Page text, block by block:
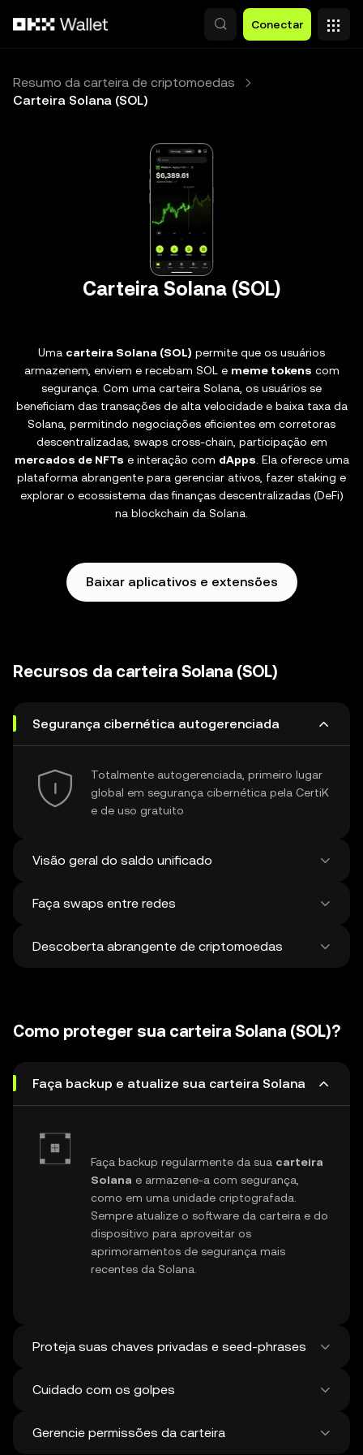
Conectar
Resumo da carteira de criptomoedas
Carteira Solana (SOL)
Carteira Solana (SOL)
Uma carteira Solana (SOL) permite que os usuários
armazenem, enviem e recebam SOL e meme tokens com
segurança. Com uma carteira Solana, os usuários se
beneficiam das transações de alta velocidade e baixa taxa da
Solana, permitindo negociações eficientes em corretoras
descentralizadas, swaps cross-chain, participação em
mercados de NFTs e interação com dApps . Ela oferece uma
plataforma abrangente para gerenciar ativos, fazer staking e
explorar o ecossistema das finanças descentralizadas (DeFi)
na blockchain da Solana.
Baixar aplicativos e extensões
Recursos da carteira Solana (SOL)
Segurança cibernética autogerenciada
Totalmente autogerenciada, primeiro lugar
global em segurança cibernética pela CertiK
e de uso gratuito
Visão geral do saldo unificado
Faça swaps entre redes
Faça swaps e pontes entre ativos em
38 mercados.
Descoberta abrangente de criptomoedas
média de 120.000 novas moedas
Como proteger sua carteira Solana (SOL)?
Faça backup e atualize sua carteira Solana
Faça backup regularmente da sua carteira
Solana e armazene-a com segurança,
como em uma unidade criptografada.
Sempre atualize o software da carteira e do
dispositivo para aproveitar os
aprimoramentos de segurança mais
recentes da Solana.
Proteja suas chaves privadas e seed-phrases
Cuidado com os golpes
Gerencie permissões da carteira